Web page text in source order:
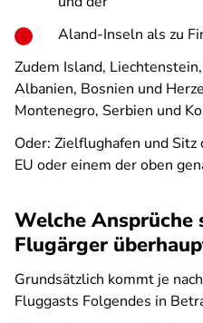
Aland-Inseln als zu
Zudem Island,
Albanien, Bosnien und
Montenegro, Serbien und
Oder: Zielflughafen und
EU oder einem der oben
Welche Ansprüche
Flugärger
Grundsätzlich kommt je
Fluggasts Folgendes in